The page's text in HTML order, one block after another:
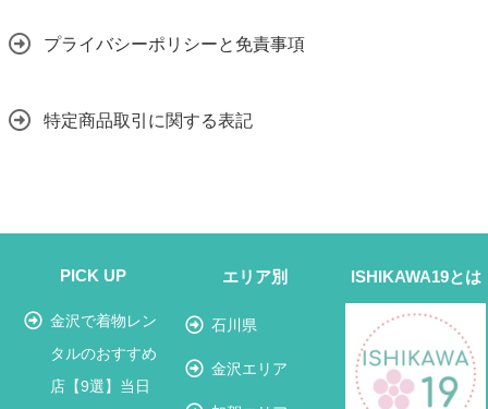
プライバシーポリシーと免責事項
特定商品取引に関する表記
PICK UP
金沢で着物レン
タルのおすすめ
店【9選】当日
エリア別
石川県
金沢エリア
ISHIKAWA19とは